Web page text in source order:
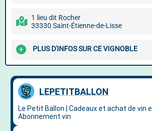
1 lieu dit Rocher
33330 Saint-Étienne-de-Lisse
PLUS D'INFOS SUR CE VIGNOBLE